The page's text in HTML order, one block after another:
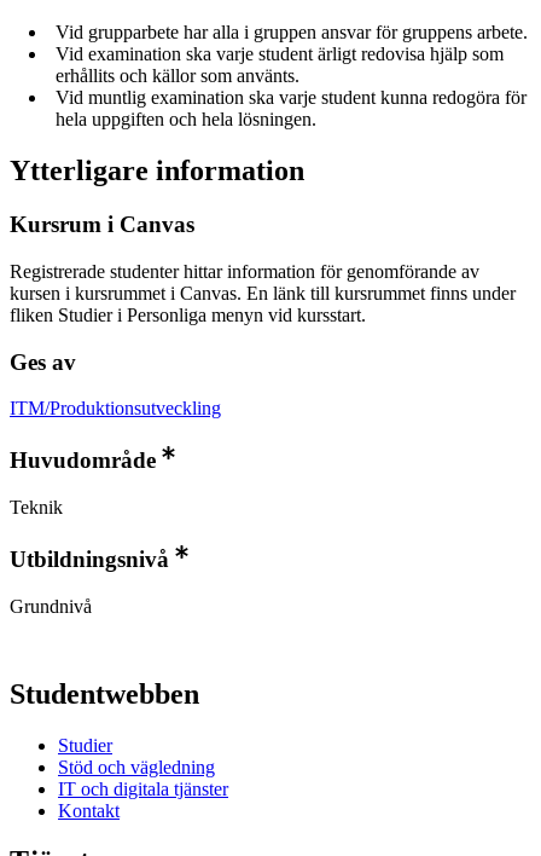
Vid grupparbete har alla i gruppen ansvar för gruppens arbete.
Vid examination ska varje student ärligt redovisa hjälp som
erhållits och källor som använts.
Vid muntlig examination ska varje student kunna redogöra för
hela uppgiften och hela lösningen.
Ytterligare information
Kursrum i Canvas
Registrerade studenter hittar information för genomförande av
kursen i kursrummet i Canvas. En länk till kursrummet finns under
fliken Studier i Personliga menyn vid kursstart.
Ges av
ITM/Produktionsutveckling
Huvudområde
Teknik
Utbildningsnivå
Grundnivå
Studentwebben
Studier
Stöd och vägledning
IT och digitala tjänster
Kontakt